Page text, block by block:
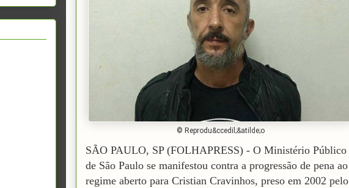
© Reprodu&ccedil;&atilde;o
SÃO PAULO, SP (FOLHAPRESS) - O Ministério Público
de São Paulo se manifestou contra a progressão de pena ao
regime aberto para Cristian Cravinhos, preso em 2002 pelo